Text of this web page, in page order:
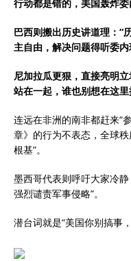
行动都是错的，美国轰炸
巴西则搬出历史讲道理：“
主自由，解决问题得听委内
尼加拉瓜更狠，直接亮明
站在一起，谁也别想在这里
连远在非洲的南非都赶来“
章》的行为不表态，全球
根基”。
墨西哥代表则呼吁大家冷
强烈谴责军事侵略”。
潜台词就是“美国你别搞事